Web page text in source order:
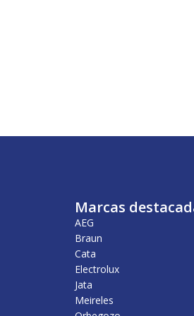
Marcas
AEG
Braun
Cata
Electrolux
Jata
Meireles